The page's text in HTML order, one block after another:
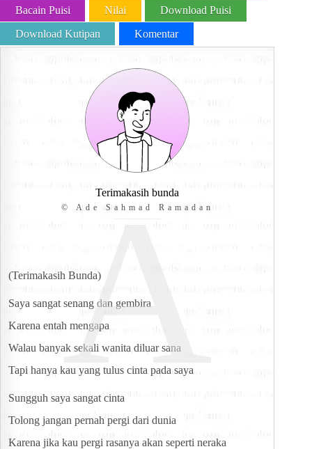
Bacain Puisi Nilai Download Puisi
Download Kutipan Komentar
A
Terimakasih bunda
© Ade Sahmad Ramadan
(Terimakasih Bunda)
Saya sangat senang dan gembira
Karena entah mengapa
Walau banyak sekali wanita diluar sana
Tapi hanya kau yang tulus cinta pada saya
Sungguh saya sangat cinta
Tolong jangan pernah pergi dari dunia
Karena jika kau pergi rasanya akan seperti neraka